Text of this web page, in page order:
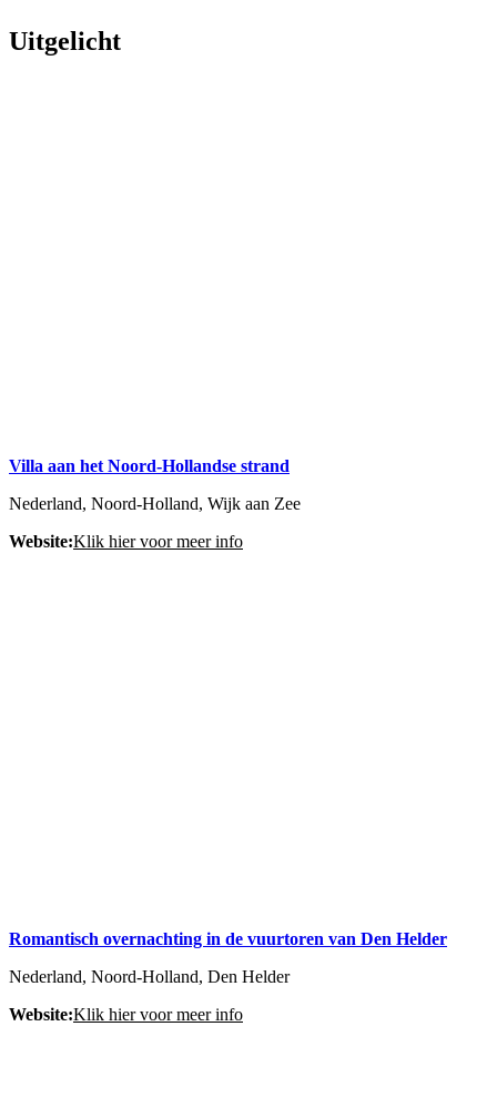
Uitgelicht
Villa aan het Noord-Hollandse strand
Nederland, Noord-Holland, Wijk aan Zee
Website:Klik hier voor meer info
Romantisch overnachting in de vuurtoren van Den Helder
Nederland, Noord-Holland, Den Helder
Website:Klik hier voor meer info